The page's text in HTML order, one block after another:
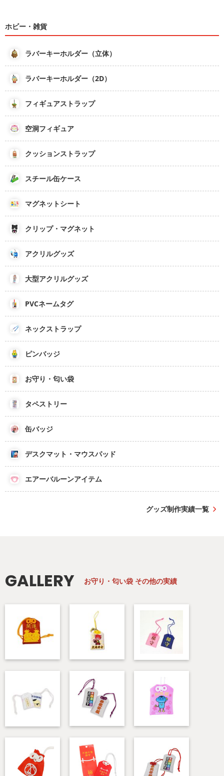
ホビー・雑貨
ラバーキーホルダー（立体）
ラバーキーホルダー（2D）
フィギュアストラップ
空洞フィギュア
クッションストラップ
スチール缶ケース
マグネットシート
クリップ・マグネット
アクリルグッズ
大型アクリルグッズ
PVCネームタグ
ネックストラップ
ピンバッジ
お守り・匂い袋
タペストリー
缶バッジ
デスクマット・マウスパッド
エアーバルーンアイテム
グッズ制作実績一覧
GALLERY お守り・匂い袋 その他の実績